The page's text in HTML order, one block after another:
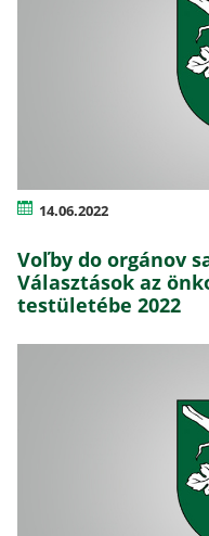
14.06.2022
Voľby do orgánov
Választások az
testületébe 2022